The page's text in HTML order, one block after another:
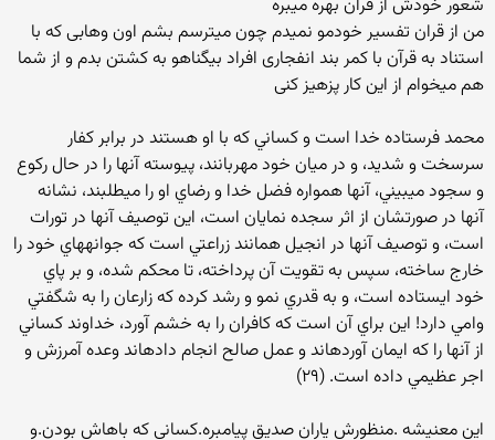
شعور خودش از قرآن بهره میبره
من از قران تفسیر خودمو نمیدم چون میترسم بشم اون وهابی که با
استناد به قرآن با کمر بند انفجاری افراد بیگناهو به کشتن بدم و از شما
هم میخوام از این کار پزهیز کنی
محمد فرستاده خدا است و كساني كه با او هستند در برابر كفار
سرسخت و شديد، و در ميان خود مهربانند، پيوسته آنها را در حال ركوع
و سجود مي‏بيني، آنها همواره فضل خدا و رضاي او را مي‏طلبند، نشانه
آنها در صورتشان از اثر سجده نمايان است، اين توصيف آنها در تورات
است، و توصيف آنها در انجيل همانند زراعتي است كه جوانه‏هاي خود را
خارج ساخته، سپس به تقويت آن پرداخته، تا محكم شده، و بر پاي
خود ايستاده است، و به قدري نمو و رشد كرده كه زارعان را به شگفتي
وامي دارد! اين براي آن است كه كافران را به خشم آورد، خداوند كساني
از آنها را كه ايمان آورده‏اند و عمل صالح انجام داده‏اند وعده آمرزش و
اجر عظيمي داده است. (۲۹)
این معنیشه .منظورش یاران صدیق پیامبره.کسانی که باهاش بودن.و